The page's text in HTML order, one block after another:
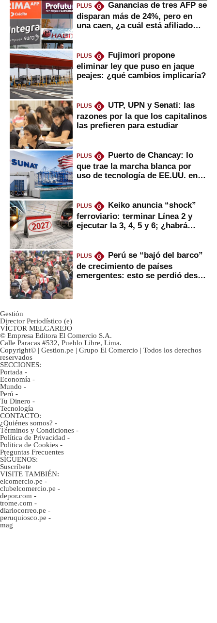
PLUS G
Ganancias de tres AFP se
disparan más de 24%, pero en
una caen, ¿a cuál está afiliado
PLUS G
Fujimori propone
eliminar ley que puso en jaque
peajes: ¿qué cambios implicaría?
PLUS G
UTP, UPN y Senati: las
razones por la que los capitalinos
las prefieren para estudiar
PLUS G
Puerto de Chancay: lo
que trae la marcha blanca por
uso de tecnología de EE.UU. en
PLUS G
Keiko anuncia “shock”
ferroviario: terminar Línea 2 y
ejecutar la 3, 4, 5 y 6; ¿habrá
PLUS G
Perú se “bajó del barco”
de crecimiento de países
emergentes: esto se perdió desde
Gestión
Director Periodístico (e)
VÍCTOR MELGAREJO
© Empresa Editora El Comercio S.A.
Calle Paracas #532, Pueblo Libre, Lima.
Copyright© | Gestion.pe | Grupo El Comercio | Todos los derechos
reservados
SECCIONES:
Portada -
Economía -
Mundo -
Perú -
Tu Dinero -
Tecnología
CONTACTO:
¿Quiénes somos? -
Términos y Condiciones -
Política de Privacidad -
Politica de Cookies -
Preguntas Frecuentes
SÍGUENOS:
Suscríbete
VISITE TAMBIÉN:
elcomercio.pe -
clubelcomercio.pe -
depor.com -
trome.com -
diariocorreo.pe -
peruquiosco.pe -
mag